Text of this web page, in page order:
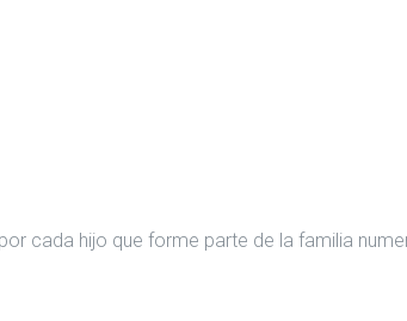
cada hijo que forme parte de la familia